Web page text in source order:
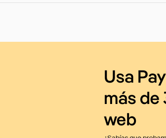
Usa
más
web